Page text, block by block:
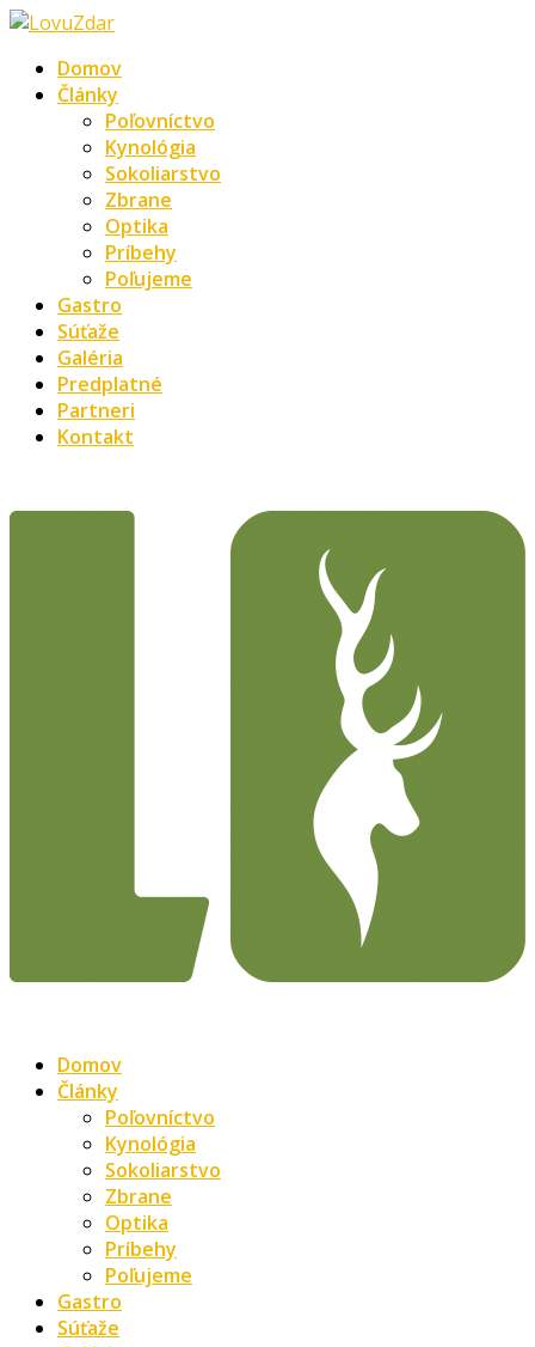
Domov
Články
Poľovníctvo
Kynológia
Sokoliarstvo
Zbrane
Optika
Príbehy
Poľujeme
Gastro
Súťaže
Galéria
Predplatné
Partneri
Kontakt
Domov
Články
Poľovníctvo
Kynológia
Sokoliarstvo
Zbrane
Optika
Príbehy
Poľujeme
Gastro
Súťaže